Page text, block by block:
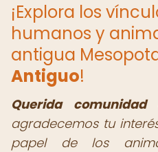
¡Explora los
humanos y
antigua
Antiguo!
Querida
agradecemos tu
papel de los